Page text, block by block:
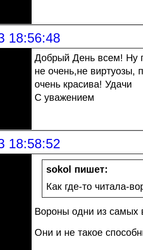
18:56:48
Добрый День всем! Ну
не очень,не
очень красива! Удачи
С уважением
18:58:52
sokol пишет:
Как где-то читала-
Вороны одни из самых
Они и не такое